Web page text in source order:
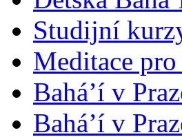
Studijní
Meditace
Bahá’í v
Bahá’í v